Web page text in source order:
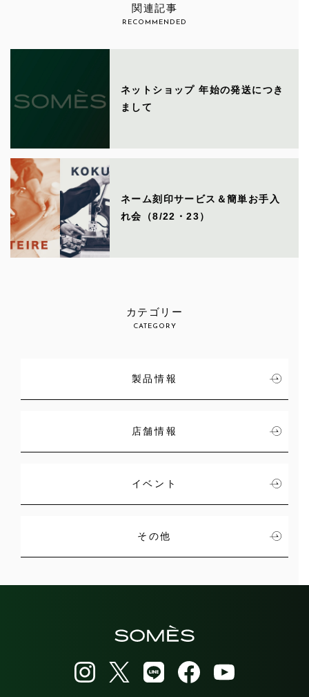
関連記事
RECOMMENDED
ネットショップ 年始の発送につき
まして
ネーム刻印サービス＆簡単お手入
れ会（8/22・23）
カテゴリー
CATEGORY
製品情報
店舗情報
イベント
その他